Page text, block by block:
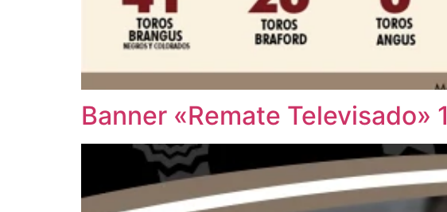
Banner «Remate Televisado» 1